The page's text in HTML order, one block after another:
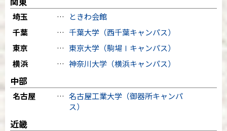
埼玉 …
ときわ会館
千葉
… 千葉大学（西千葉キャンパス）
東京
… 東京大学（駒場Ⅰキャンパス）
横浜
… 神奈川大学（横浜キャンパス）
中部
名古屋 … 名古屋工業大学（御器所キャンパ
ス）
近畿